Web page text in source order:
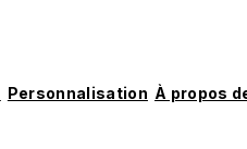
Personnalisation À propos